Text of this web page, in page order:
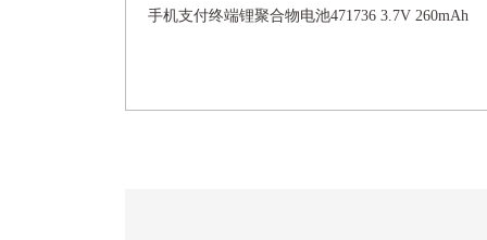
手机支付终端锂聚合物电池471736 3.7V 260mAh